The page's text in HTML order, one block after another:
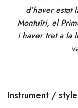
d’haver estat
Montuïri, el
i haver tret a la
Instrument / style